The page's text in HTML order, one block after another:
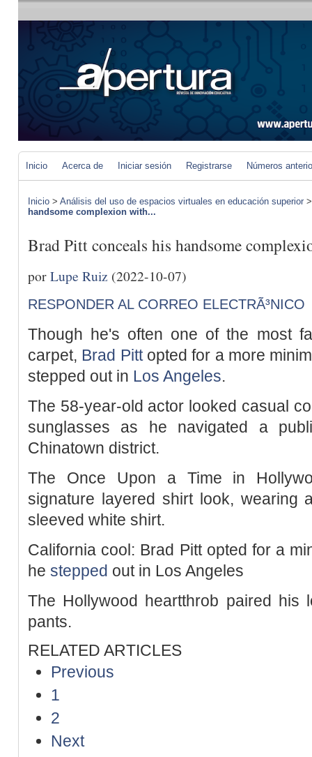
Inicio Acerca de Iniciar sesión Registrarse Números
Inicio > Análisis del uso de espacios virtuales en educación superior
handsome complexion with...
Brad Pitt conceals his handsome
porLupe Ruiz (2022-10-07)
RESPONDER AL CORREO ELECTRÃ³NICO
Though he's often one of the most
carpet, Brad Pittopted for a more
stepped out in Los Angeles.
The 58-year-old actor looked casual
sunglasses as he navigated a
Chinatown district.
The Once Upon a Time in
signature layered shirt look, wearing
sleeved white shirt.
California cool: Brad Pitt opted for a
he stepped out in Los Angeles
The Hollywood heartthrob paired his
pants.
RELATED ARTICLES
Previous
1
2
Next